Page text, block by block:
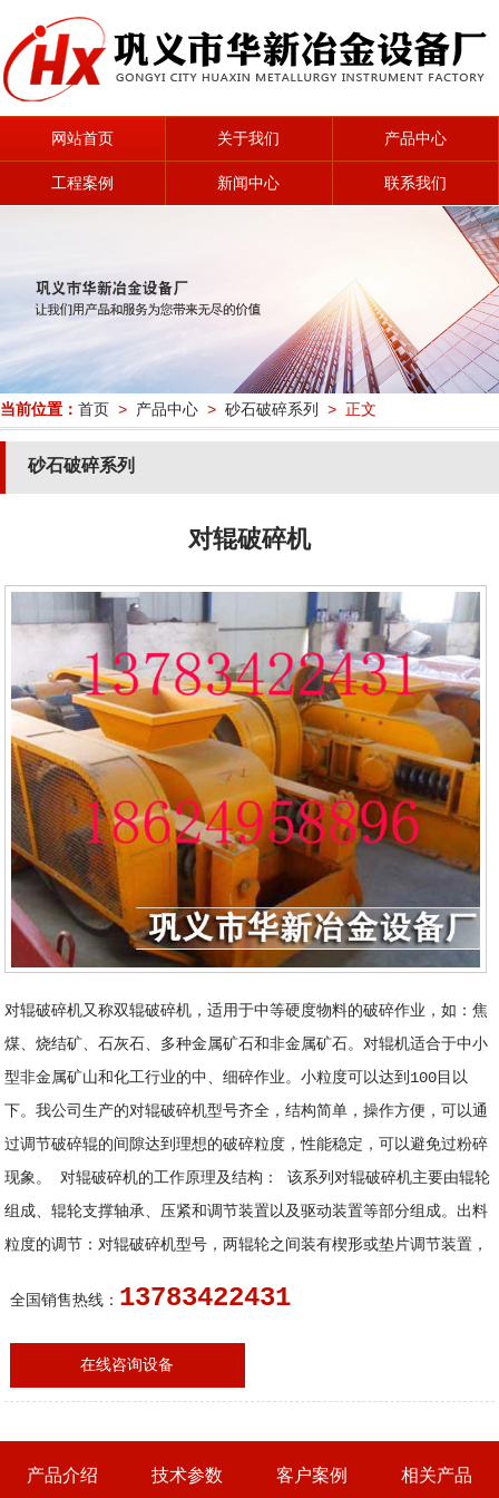
网站首页 关于我们 产品中心
工程案例 新闻中心 联系我们
当前位置： 首页 > 产品中心 > 砂石破碎系列 > 正文
砂石破碎系列
对辊破碎机
对辊破碎机又称双辊破碎机，适用于中等硬度物料的破碎作业，如：焦
煤、烧结矿、石灰石、多种金属矿石和非金属矿石。对辊机适合于中小
型非金属矿山和化工行业的中、细碎作业。小粒度可以达到100目以
下。我公司生产的对辊破碎机型号齐全，结构简单，操作方便，可以通
过调节破碎辊的间隙达到理想的破碎粒度，性能稳定，可以避免过粉碎
现象。 对辊破碎机的工作原理及结构： 该系列对辊破碎机主要由辊轮
组成、辊轮支撑轴承、压紧和调节装置以及驱动装置等部分组成。出料
粒度的调节：对辊破碎机型号，两辊轮之间装有楔形或垫片调节装置，
全国销售热线： 13783422431
在线咨询设备
产品介绍 技术参数 客户案例 相关产品